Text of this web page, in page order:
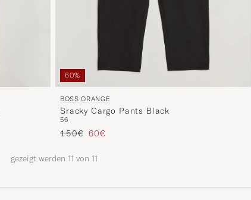
60%
BOSS ORANGE
Sracky Cargo Pants Black
56
Regulärer Preis
150€ Reduzierter Preis
60€
gezeigt werden 11 von 11